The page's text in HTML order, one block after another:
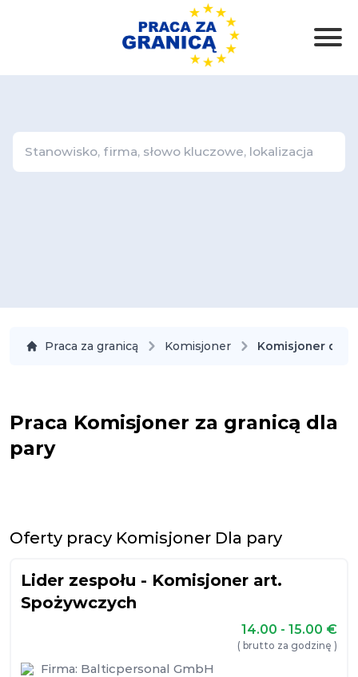
Praca za granicą Komisjoner Komisjoner dla
Praca Komisjoner za granicą dla
pary
Oferty pracy Komisjoner Dla pary
Lider zespołu - Komisjoner art.
Spożywczych
14.00 - 15.00 €
( brutto za godzinę )
Firma: Balticpersonal GmbH